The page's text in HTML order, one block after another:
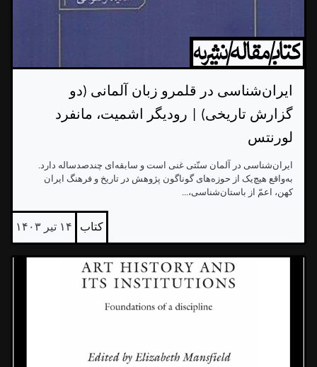
ایران‌شناسی در قلمرو زبان آلمانی (دو
گزارش تاریخی) | رودیگر اشمیت، مانفرد
لورنتس
ایران‌شناسی در آلمان سنّتی غنی است و سابقه‌ای چندصدساله دارد.
به‌واقع هیچ‌یک از حوزه‌های گوناگون پژوهش در تاریخ و فرهنگ ایران
کهن، اعمّ از باستان‌شناسی،...
کتاب ۱۴ تیر ۱۴۰۳